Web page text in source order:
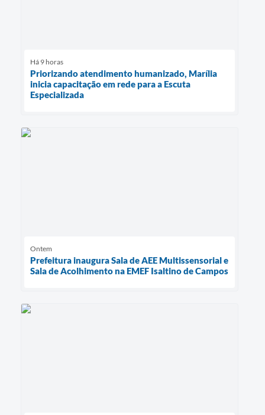
Há 9 horas
Priorizando atendimento humanizado, Marília
inicia capacitação em rede para a Escuta
Especializada
Ontem
Prefeitura inaugura Sala de AEE Multissensorial e
Sala de Acolhimento na EMEF Isaltino de Campos